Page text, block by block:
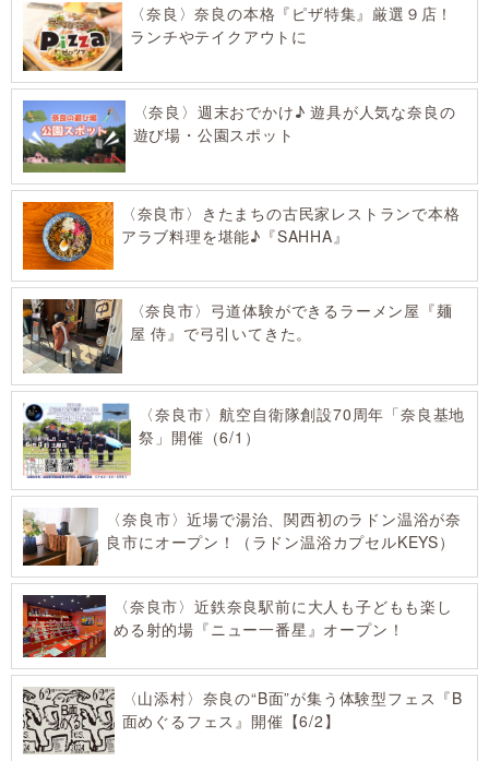
〈奈良〉奈良の本格『ピザ特集』厳選９店！
ランチやテイクアウトに
〈奈良〉週末おでかけ♪ 遊具が人気な奈良の
遊び場・公園スポット
〈奈良市〉きたまちの古民家レストランで本格
アラブ料理を堪能♪『SAHHA』
〈奈良市〉弓道体験ができるラーメン屋『麺
屋 侍』で弓引いてきた。
〈奈良市〉航空自衛隊創設70周年「奈良基地
祭」開催（6/1）
〈奈良市〉近場で湯治、関西初のラドン温浴が奈
良市にオープン！（ラドン温浴カプセルKEYS）
〈奈良市〉近鉄奈良駅前に大人も子どもも楽し
める射的場『ニュー一番星』オープン！
〈山添村〉奈良の“B面”が集う体験型フェス『B
面めぐるフェス』開催【6/2】